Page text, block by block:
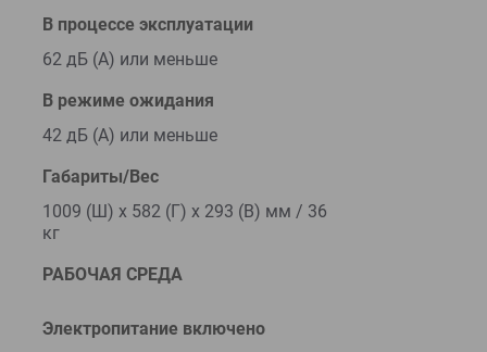
В процессе эксплуатации
62 дБ (А) или меньше
В режиме ожидания
42 дБ (А) или меньше
Габариты/Вес
1009 (Ш) x 582 (Г) x 293 (В) мм / 36
кг
РАБОЧАЯ СРЕДА
Электропитание включено